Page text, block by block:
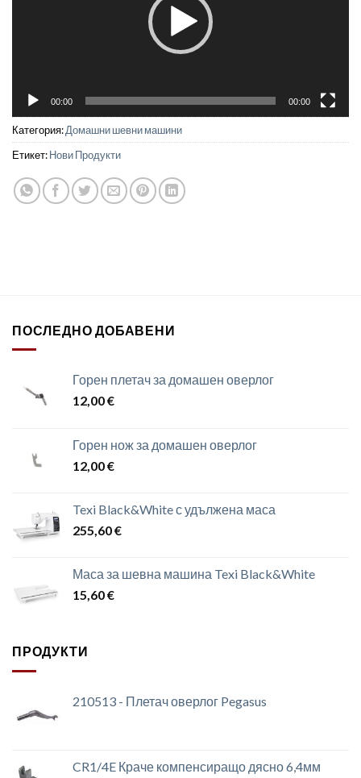
00:00 00:00
Категория:Домашни шевни машини
Етикет:Нови Продукти
ПОСЛЕДНО ДОБАВЕНИ
Горен плетач за домашен оверлог
12,00€
Горен нож за домашен оверлог
12,00€
Texi Black&White с удължена маса
255,60€
Маса за шевна машина Texi Black&White
15,60€
ПРОДУКТИ
210513 - Плетач оверлог Pegasus
CR1/4E Краче компенсиращо дясно 6,4мм